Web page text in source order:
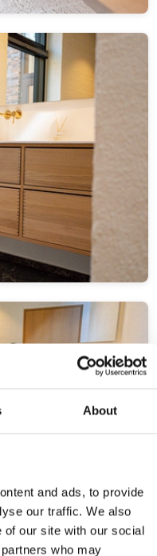
About
and ads, to provide
our traffic. We also
of our site with our social
who may